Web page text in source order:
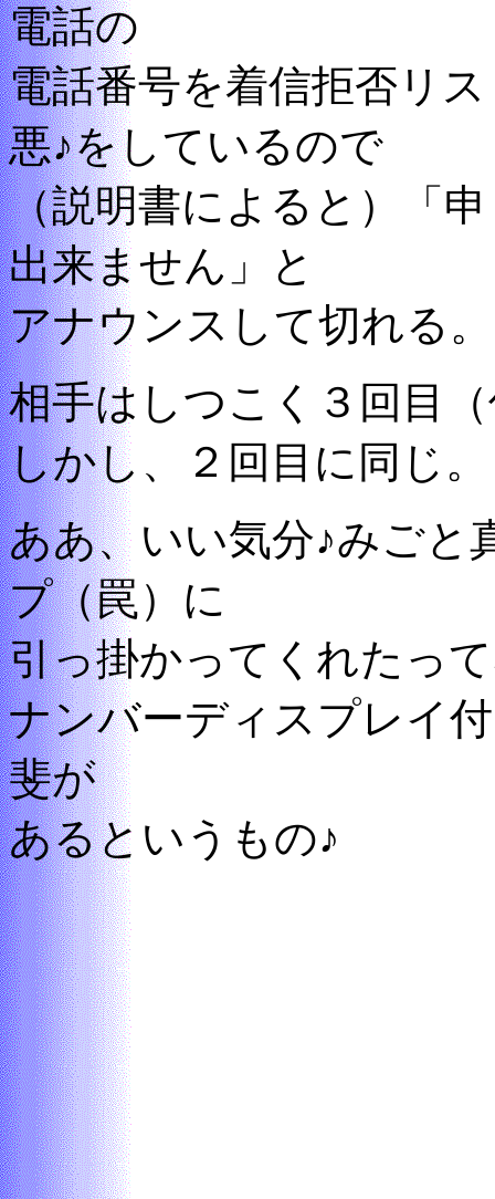
電話の
電話番号を着信拒否リ
悪♪をしているので
（説明書によると）「
出来ません」と
アナウンスして切れる。
相手はしつこく３回目
しかし、２回目に同じ。
ああ、いい気分♪みごと
プ（罠）に
引っ掛かってくれたっ
ナンバーディスプレイ
斐が
あるというもの♪